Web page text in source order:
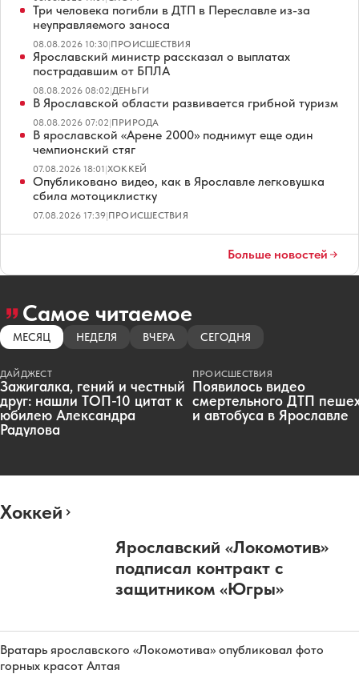
Три человека погибли в ДТП в Переславле из-за
неуправляемого заноса
08.08.2026 10:30|ПРОИСШЕСТВИЯ
Ярославский министр рассказал о выплатах
пострадавшим от БПЛА
08.08.2026 08:02|ДЕНЬГИ
В Ярославской области развивается грибной туризм
08.08.2026 07:02|ПРИРОДА
В ярославской «Арене 2000» поднимут еще один
чемпионский стяг
07.08.2026 18:01|ХОККЕЙ
Опубликовано видео, как в Ярославле легковушка
сбила мотоциклистку
07.08.2026 17:39|ПРОИСШЕСТВИЯ
Больше новостей
Самое читаемое
МЕСЯЦ НЕДЕЛЯ ВЧЕРА СЕГОДНЯ
ДАЙДЖЕСТ
Зажигалка, гений и честный
друг: нашли ТОП-10 цитат к
юбилею Александра
Радулова
ПРОИСШЕСТВИЯ
Появилось видео
смертельного ДТП
и автобуса в Ярославле
Хоккей
Ярославский «Локомотив»
подписал контракт с
защитником «Югры»
Вратарь ярославского «Локомотива» опубликовал фото
горных красот Алтая